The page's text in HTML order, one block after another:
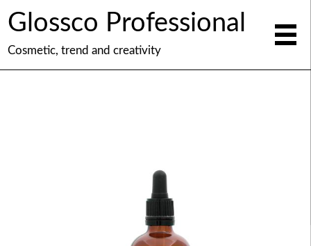
Glossco Professional
Cosmetic, trend and creativity